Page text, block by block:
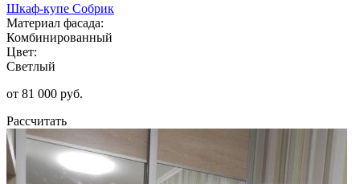
Шкаф-купе Собрик
Материал фасада:
Комбинированный
Цвет:
Светлый
от 81 000 руб.
Рассчитать